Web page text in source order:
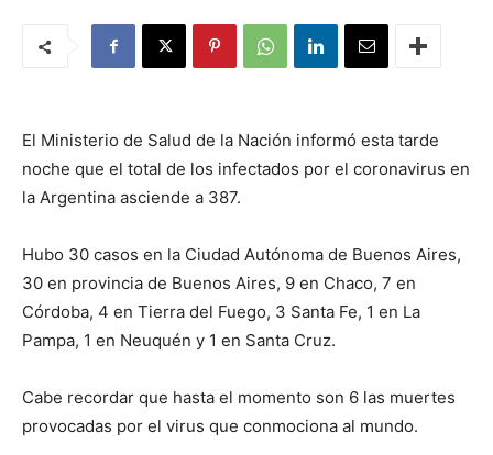
El Ministerio de Salud de la Nación informó esta tarde
noche que el total de los infectados por el coronavirus en
la Argentina asciende a 387.
Hubo 30 casos en la Ciudad Autónoma de Buenos Aires,
30 en provincia de Buenos Aires, 9 en Chaco, 7 en
Córdoba, 4 en Tierra del Fuego, 3 Santa Fe, 1 en La
Pampa, 1 en Neuquén y 1 en Santa Cruz.
Cabe recordar que hasta el momento son 6 las muertes
provocadas por el virus que conmociona al mundo.